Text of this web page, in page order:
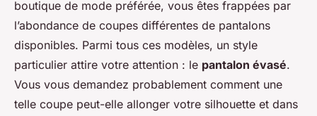
boutique de mode préférée, vous êtes frappées par
l’abondance de coupes différentes de pantalons
disponibles. Parmi tous ces modèles, un style
particulier attire votre attention : le pantalon évasé.
Vous vous demandez probablement comment une
telle coupe peut-elle allonger votre silhouette et dans